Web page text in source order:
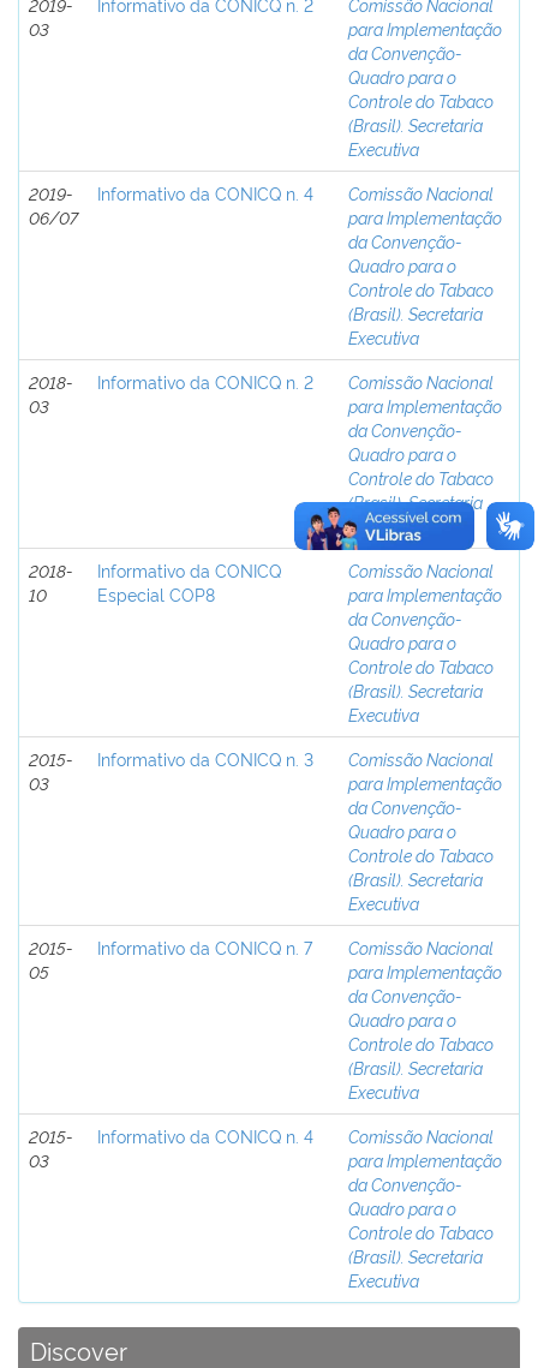
03
para Implementação
da Convenção-
Quadro para o
Controle do Tabaco
(Brasil). Secretaria
Executiva
2019-
06/07
Informativo da CONICQ n. 4
Comissão Nacional
para Implementação
da Convenção-
Quadro para o
Controle do Tabaco
(Brasil). Secretaria
Executiva
2018-
03
Informativo da CONICQ n. 2
Comissão Nacional
para Implementação
da Convenção-
Quadro para o
Controle do Tabaco
(Brasil). Secretaria
Executiva
2018-
10
Informativo da CONICQ
Especial COP8
Comissão Nacional
para Implementação
da Convenção-
Quadro para o
Controle do Tabaco
(Brasil). Secretaria
Executiva
2015-
03
Informativo da CONICQ n. 3
Comissão Nacional
para Implementação
da Convenção-
Quadro para o
Controle do Tabaco
(Brasil). Secretaria
Executiva
2015-
05
Informativo da CONICQ n. 7
Comissão Nacional
para Implementação
da Convenção-
Quadro para o
Controle do Tabaco
(Brasil). Secretaria
Executiva
2015-
03
Informativo da CONICQ n. 4
Comissão Nacional
para Implementação
da Convenção-
Quadro para o
Controle do Tabaco
(Brasil). Secretaria
Executiva
Discover